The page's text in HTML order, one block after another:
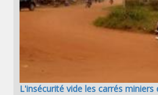
L'insécurité vide les carrés